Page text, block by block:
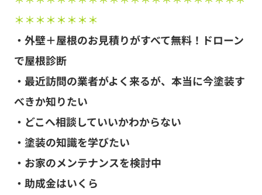
＊＊＊＊＊＊＊＊
・外壁＋屋根のお見積りがすべて無料！ドローン
で屋根診断
・最近訪問の業者がよく来るが、本当に今塗装す
べきか知りたい
・どこへ相談していいかわからない
・塗装の知識を学びたい
・お家のメンテナンスを検討中
・助成金はいくら